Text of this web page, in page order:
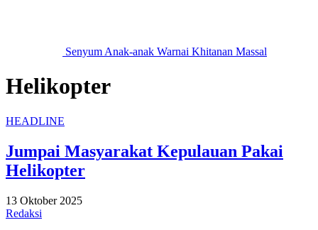
Senyum Anak-anak Warnai Khitanan Massal
Helikopter
HEADLINE
Jumpai Masyarakat Kepulauan Pakai
Helikopter
13 Oktober 2025
Redaksi